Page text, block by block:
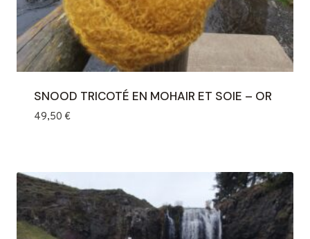
SNOOD TRICOTÉ EN MOHAIR ET SOIE – OR
49,50 €